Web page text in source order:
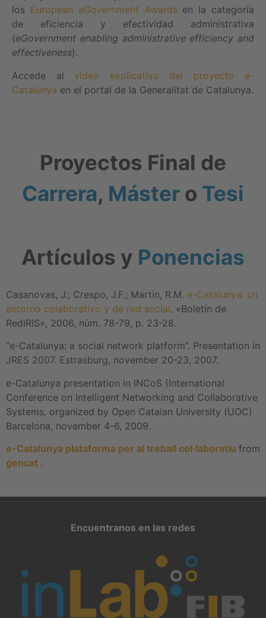
los European eGovernment Awardsen la categoría
de eficiencia y efectividad administrativa
(eGovernment enabling administrative efficiency and
effectiveness).
Accede al vídeo explicativo del proyecto e-
Catalunya en el portal de la Generalitat de Catalunya.
Proyectos Final de
Carrera, Máster o Tesi
Artículos y Ponencias
Casanovas, J.; Crespo, J.F.; Martin, R.M. e-Catalunya: un
entorno colaborativo y de red social. «Boletín de
RedIRIS», 2006, núm. 78-79, p. 23-28.
“e-Catalunya: a social network platform”. Presentation in
JRES 2007. Estrasburg, november 20-23, 2007.
e-Catalunya presentation in INCoS (International
Conference on Intelligent Networking and Collaborative
Systems, organized by Open Catalan University (UOC)
Barcelona, november 4-6, 2009.
e-Catalunya plataforma per al treball col·laboratiu from
gencat .
Encuentranos en las redes